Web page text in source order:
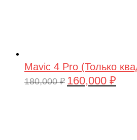
Mavic 4 Pro (Только
180,000₽ Первоначальная
160,000 ₽